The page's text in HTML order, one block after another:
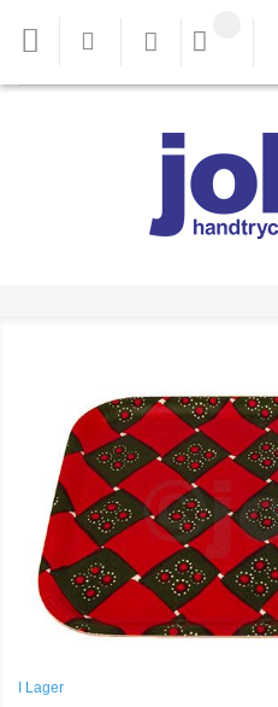
I Lager